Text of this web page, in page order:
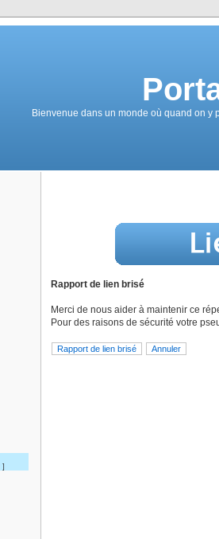
Bienvenue dans un monde où quand on y
]
Rapport de lien brisé
Merci de nous aider à maintenir ce
Pour des raisons de sécurité votre